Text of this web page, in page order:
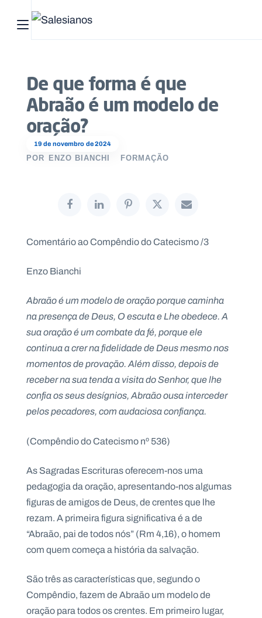
Abrir menu principal
19 de novembro de 2024
De que forma é que
Abraão é um modelo de
oração?
POR ENZO BIANCHI FORMAÇÃO
Comentário ao Compêndio do Catecismo /3
Enzo Bianchi
Abraão é um modelo de oração porque caminha
na presença de Deus, O escuta e Lhe obedece. A
sua oração é um combate da fé, porque ele
continua a crer na fidelidade de Deus mesmo nos
momentos de provação. Além disso, depois de
receber na sua tenda a visita do Senhor, que lhe
confia os seus desígnios, Abraão ousa interceder
pelos pecadores, com audaciosa confiança.
(Compêndio do Catecismo nº 536)
As Sagradas Escrituras oferecem-nos uma
pedagogia da oração, apresentando-nos algumas
figuras de amigos de Deus, de crentes que lhe
rezam. A primeira figura significativa é a de
“Abraão, pai de todos nós” (Rm 4,16), o homem
com quem começa a história da salvação.
São três as características que, segundo o
Compêndio, fazem de Abraão um modelo de
oração para todos os crentes. Em primeiro lugar,
Início
Quem
somos
O
fazemos
O
R
T
A
L
N
C
O
N
A
L
a
l
s
a
n
s
.
p
t
A
g
e
C
o
n